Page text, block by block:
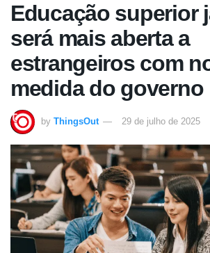
Educação superior
será mais aberta a
estrangeiros com
medida do governo
by ThingsOut 29 de julho de 2025